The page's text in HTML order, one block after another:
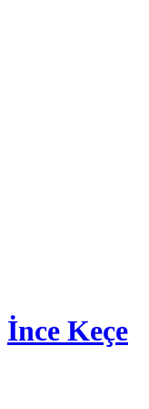
İnce Keçe